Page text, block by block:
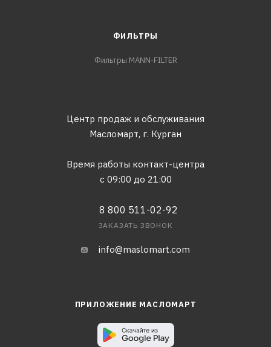
ФИЛЬТРЫ
Фильтры MANN-FILTER
Центр продаж и обслуживания
Масломарт, г. Курган
Время работы контакт-центра
с 09:00 до 21:00
8 800 511-02-92
ЗАКАЗАТЬ ЗВОНОК
info@maslomart.com
ПРИЛОЖЕНИЕ МАСЛОМАРТ